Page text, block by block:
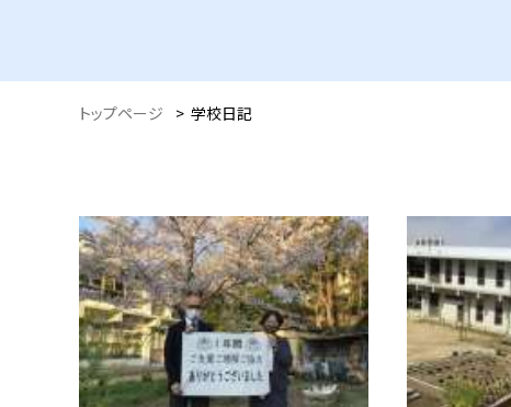
トップページ > 学校日記